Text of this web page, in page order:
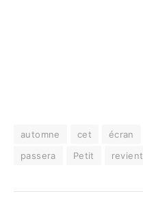
automne cet écran
passera
Petit revient